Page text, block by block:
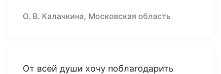
О. В. Калачкина, Московская область
От всей души хочу поблагодарить